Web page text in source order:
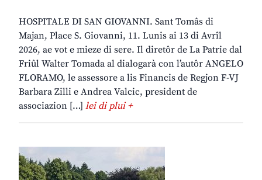
HOSPITALE DI SAN GIOVANNI. Sant Tomâs di
Majan, Place S. Giovanni, 11. Lunis ai 13 di Avrîl
2026, ae vot e mieze di sere. Il diretôr de La Patrie dal
Friûl Walter Tomada al dialogarà con l’autôr ANGELO
FLORAMO, le assessore a lis Financis de Regjon F-VJ
Barbara Zilli e Andrea Valcic, president de
associazion […] lei di plui +